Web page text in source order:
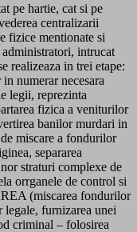
pe hartie, cat si pe
centralizarii
fizice mentionate si
intrucat
realizeaza in trei etape:
numerar necesara
legii, reprezinta
fizica a veniturilor
banilor murdari in
miscare a fondurilor
separarea
straturi complexe de
orrganele de control si
(miscarea fondurilor
furnizarea unei
criminal – folosirea